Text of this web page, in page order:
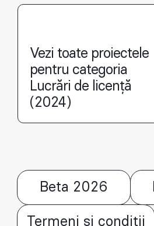
Vezi toate proiectele
pentru categoria
Lucrări de licență
(2024)
Beta 2026
Termeni și condiții